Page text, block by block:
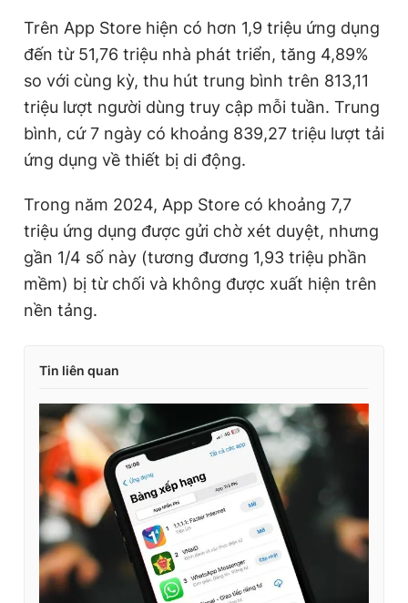
Trên App Store hiện có hơn 1,9 triệu ứng dụng
đến từ 51,76 triệu nhà phát triển, tăng 4,89%
so với cùng kỳ, thu hút trung bình trên 813,11
triệu lượt người dùng truy cập mỗi tuần. Trung
bình, cứ 7 ngày có khoảng 839,27 triệu lượt tải
ứng dụng về thiết bị di động.
Trong năm 2024, App Store có khoảng 7,7
triệu ứng dụng được gửi chờ xét duyệt, nhưng
gần 1/4 số này (tương đương 1,93 triệu phần
mềm) bị từ chối và không được xuất hiện trên
nền tảng.
Tin liên quan